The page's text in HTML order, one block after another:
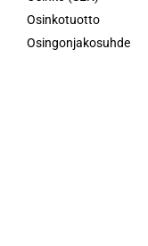
Osinkotuotto
Osingonjakosuhde